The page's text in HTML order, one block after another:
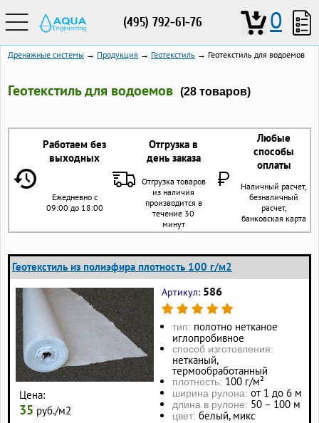
(495) 792-61-76 0
Дренажные системы → Продукция → Геотекстиль → Геотекстиль для водоемов
Геотекстиль для водоемов (28 товаров)
Работаем без
выходных
Отгрузка в
день заказа
Любые
способы
оплаты
Ежедневно с
09:00 до 18:00
Отгрузка товаров
из наличия
производится в
течение 30
минут
Наличный расчет,
безналичный
расчет,
банковская карта
Геотекстиль из полиэфира плотность 100 г/м2
Цена:
35 руб./м2
Артикул: 586
тип: полотно нетканое
иглопробивное
способ изготовления:
нетканый,
термообработанный
плотность: 100 г/м²
ширина рулона: от 1 до 6 м
длина в рулоне: 50 – 100 м
цвет: белый, микс